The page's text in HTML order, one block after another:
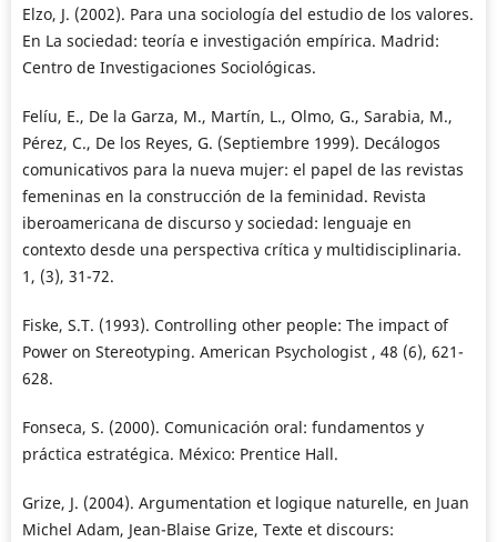
Elzo, J. (2002). Para una sociología del estudio de los valores.
En La sociedad: teoría e investigación empírica. Madrid:
Centro de Investigaciones Sociológicas.
Felíu, E., De la Garza, M., Martín, L., Olmo, G., Sarabia, M.,
Pérez, C., De los Reyes, G. (Septiembre 1999). Decálogos
comunicativos para la nueva mujer: el papel de las revistas
femeninas en la construcción de la feminidad. Revista
iberoamericana de discurso y sociedad: lenguaje en
contexto desde una perspectiva crítica y multidisciplinaria.
1, (3), 31-72.
Fiske, S.T. (1993). Controlling other people: The impact of
Power on Stereotyping. American Psychologist , 48 (6), 621-
628.
Fonseca, S. (2000). Comunicación oral: fundamentos y
práctica estratégica. México: Prentice Hall.
Grize, J. (2004). Argumentation et logique naturelle, en Juan
Michel Adam, Jean-Blaise Grize, Texte et discours: